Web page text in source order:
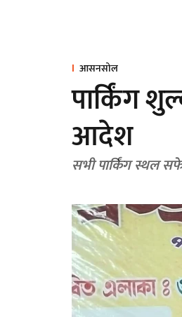
आसनसोल
पार्किंग
आदेश
सभी पार्किंग स्थल